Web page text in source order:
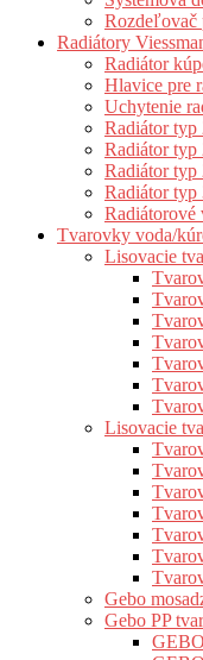
Rozdeľovač
Radiátory
Radiátor
Hlavice pre
Uchytenie
Radiátor typ
Radiátor typ
Radiátor typ
Radiátor typ
Radiátorové
Tvarovky voda/
Lisovacie
Lisovacie
Gebo
Gebo PP